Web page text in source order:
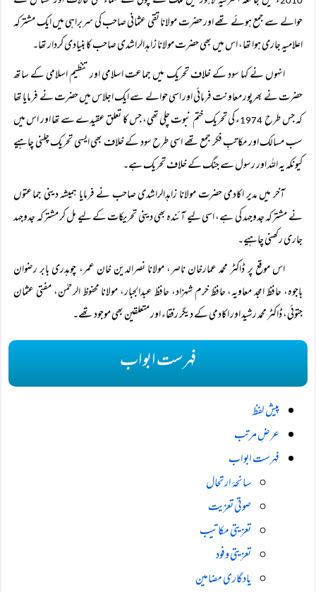
حوالے سے جمع ہوئے تھے اور حضرت مولانا تقی عثمانی صاحب کی سربراہی میں ایک مشترکہ
اعلامیہ جاری ہوا تھا، اس میں بھی حضرت مولانا زاہدالراشدی صاحب کا بنیادی کردار تھا۔
انہوں نے کہا سود کے خلاف تحریک میں جماعت اسلامی اور تنظیم اسلامی کے ساتھ
حضرت نے بھرپور معاونت فرمائی اور اسی حوالے سے ایک اجلاس میں حضرت نے فرمایا تھا
کہ جس طرح
ء کی تحریک ختم نبوت چلی تھی، جس کا تعلق عقیدے سے تھا اور اس میں
سب مسالک اور مکاتبِ فکر جمع تھے اسی طرح سود کے خلاف بھی ایسی تحریک چلنی چاہیے
کیونکہ یہ اللہ اور رسول سے جنگ کے خلاف تحریک ہے۔
آخر میں مدیر اکادمی حضرت مولانا زاہدالراشدی صاحب نے فرمایا ہمیشہ دینی جماعتوں
نے مشترکہ جدوجہد کی ہے، اسی لیے آئندہ بھی دینی تحریکات کے لیے مل کر مشترکہ جدوجہد
جاری رکھنی چاہیے۔
اس موقع پر ڈاکٹر محمد عمارخان ناصر، مولانا نصرالدین خان عمر، چوہدری بابر رضوان
باجوہ، حافظ امجد معاویہ، حافظ خرم شہزاد، حافظ عبدالجبار، مولانا محفوظ الرحمٰن، مفتی عثمان
جتوئی، ڈاکٹر محمد رشید اور اکادمی کے دیگر رفقاء اور متعلقین بھی موجود تھے۔
فہرست ابواب
پیش لفظ
عرضِ مرتب
فہرست ابواب
سانحۂ ارتحال
صوتی تعزیت
تعزیتی مکاتیب
تعزیتی وفود
یادگاری مضامین